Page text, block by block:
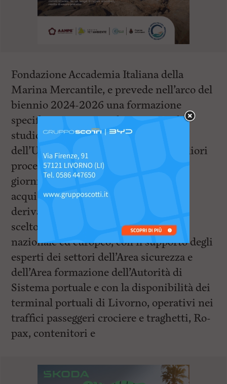
Fondazione Accademia Italiana della
Marina Mercantile, e prevede nell’arco del
biennio 2024-2026 una formazione
specifica con corsi on-line e visite di
studio per consentire l’adeguamento
dell’Ucraina alla normativa e alle migliori
procedure europee. Durante la cinque
giorni, i delegati ucraini potranno
acquisire informazioni e contributi
derivanti dal caso di studio livornese,
scelto come buona pratica di livello
nazionale ed europeo, con il supporto degli
esperti dei settori dell’Area sicurezza e
dell’Area formazione dell’Autorità di
Sistema portuale e con la disponibilità dei
terminal portuali di Livorno, operativi nei
traffici passeggeri crociere e traghetti, Ro-
pax, contenitori e